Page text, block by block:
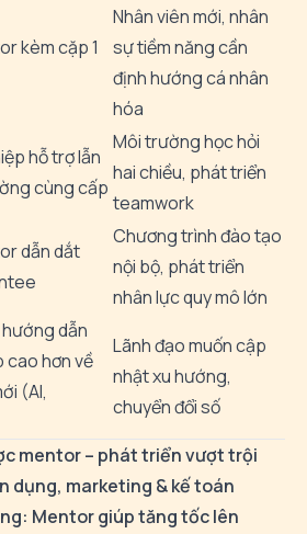
kèm cặp 1
Nhân viên mới, nhân
sự tiềm năng cần
định hướng cá nhân
hóa
hỗ trợ lẫn
cùng cấp
Môi trường học hỏi
hai chiều, phát triển
teamwork
dẫn dắt
Chương trình đào tạo
nội bộ, phát triển
nhân lực quy mô lớn
dẫn
cao hơn về
(AI,
Lãnh đạo muốn cập
nhật xu hướng,
chuyển đổi số
mentor – phát triển vượt trội
dụng, marketing & kế toán
Mentor giúp tăng tốc lên